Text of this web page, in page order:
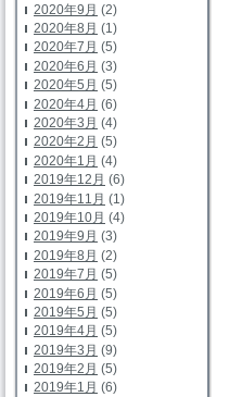
2020年9月 (2)
2020年8月 (1)
2020年7月 (5)
2020年6月 (3)
2020年5月 (5)
2020年4月 (6)
2020年3月 (4)
2020年2月 (5)
2020年1月 (4)
2019年12月 (6)
2019年11月 (1)
2019年10月 (4)
2019年9月 (3)
2019年8月 (2)
2019年7月 (5)
2019年6月 (5)
2019年5月 (5)
2019年4月 (5)
2019年3月 (9)
2019年2月 (5)
2019年1月 (6)